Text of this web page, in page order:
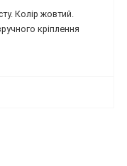
Колір жовтий.
кріплення